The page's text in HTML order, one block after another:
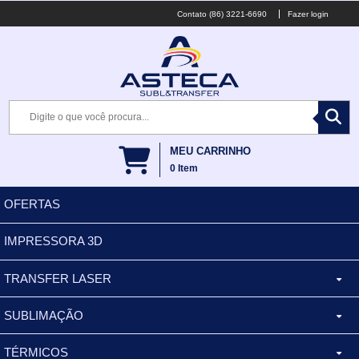
(86) 3221-6690 Fazer login
MEU CARRINHO
0 Item
OFERTAS
IMPRESSORA 3D
TRANSFER LASER
CANECA ALUMINIO
BALDES
SUBLIMAÇÃO
XÍCARA
TÉRMICOS